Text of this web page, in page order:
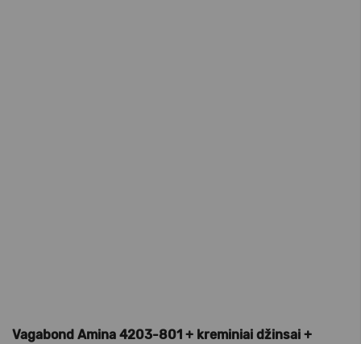
Vagabond Amina 4203-801 + kreminiai džinsai +